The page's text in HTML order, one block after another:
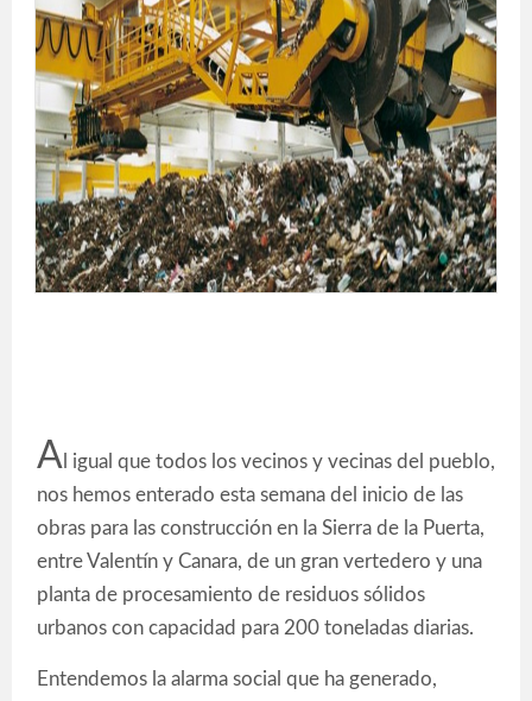
A l igual que todos los vecinos y vecinas del pueblo,
nos hemos enterado esta semana del inicio de las
obras para las construcción en la Sierra de la Puerta,
entre Valentín y Canara, de un gran vertedero y una
planta de procesamiento de residuos sólidos
urbanos con capacidad para 200 toneladas diarias.
Entendemos la alarma social que ha generado,